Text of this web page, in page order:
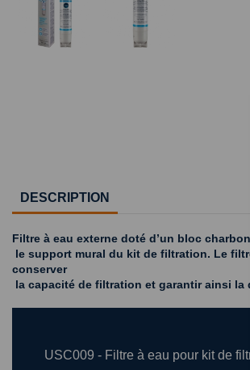
DESCRIPTION
Filtre à eau externe doté d’un bloc
le support mural du kit de filtration. Le
conserver
la capacité de filtration et garantir ainsi la
USC009 - Filtre à eau pour kit de